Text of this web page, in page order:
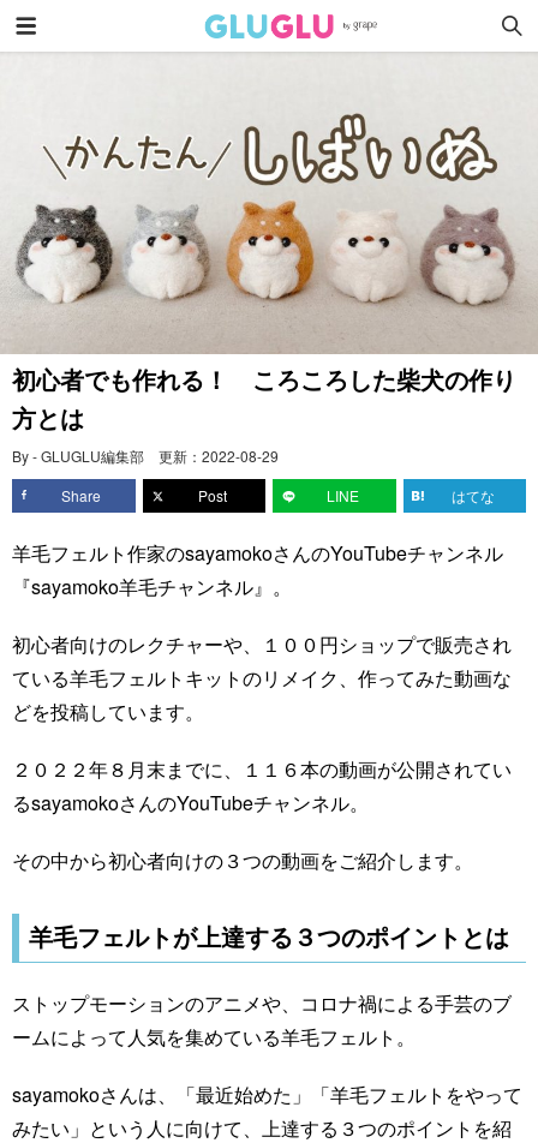
初心者でも作れる！ ころころした柴犬の作り
方とは
By - GLUGLU編集部 更新： 2022-08-29
Share
Post LINE はてな
羊毛フェルト作家のsayamokoさんのYouTubeチャンネル
『sayamoko羊毛チャンネル』。
初心者向けのレクチャーや、１００円ショップで販売され
ている羊毛フェルトキットのリメイク、作ってみた動画な
どを投稿しています。
２０２２年８月末までに、１１６本の動画が公開されてい
るsayamokoさんのYouTubeチャンネル。
その中から初心者向けの３つの動画をご紹介します。
羊毛フェルトが上達する３つのポイントとは
ストップモーションのアニメや、コロナ禍による手芸のブ
ームによって人気を集めている羊毛フェルト。
sayamokoさんは、「最近始めた」「羊毛フェルトをやって
みたい」という人に向けて、上達する３つのポイントを紹